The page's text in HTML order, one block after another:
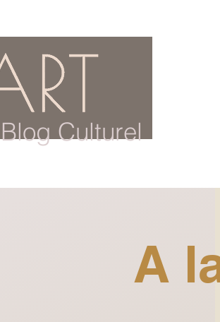
Blog Culturel
A